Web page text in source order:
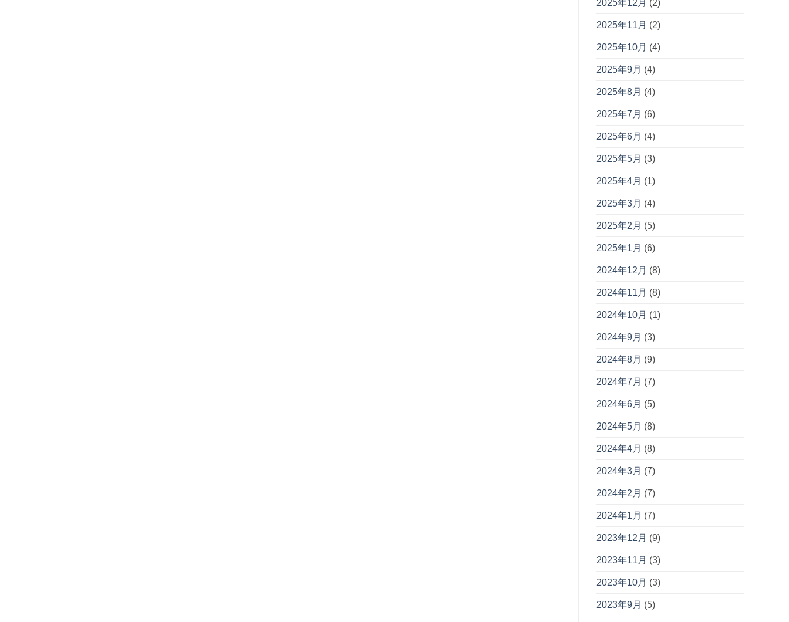
2025年12月 (2)
2025年11月 (2)
2025年10月 (4)
2025年9月 (4)
2025年8月 (4)
2025年7月 (6)
2025年6月 (4)
2025年5月 (3)
2025年4月 (1)
2025年3月 (4)
2025年2月 (5)
2025年1月 (6)
2024年12月 (8)
2024年11月 (8)
2024年10月 (1)
2024年9月 (3)
2024年8月 (9)
2024年7月 (7)
2024年6月 (5)
2024年5月 (8)
2024年4月 (8)
2024年3月 (7)
2024年2月 (7)
2024年1月 (7)
2023年12月 (9)
2023年11月 (3)
2023年10月 (3)
2023年9月 (5)